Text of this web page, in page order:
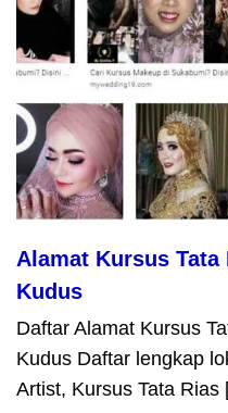
Alamat Kursus
Kudus
Daftar Alamat Kursus
Kudus Daftar lengkap
Artist, Kursus Tata